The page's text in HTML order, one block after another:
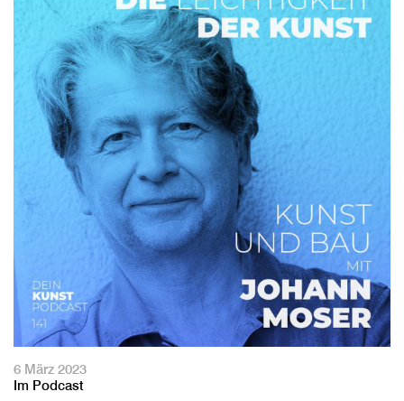
6 März 2023
Im Podcast